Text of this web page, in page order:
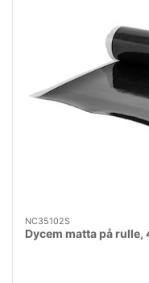
NC35102S
Dycem matta på rulle,